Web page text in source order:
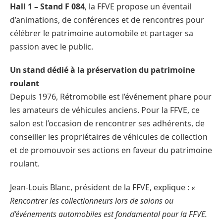
Hall 1 – Stand F 084, la FFVE propose un éventail
d’animations, de conférences et de rencontres pour
célébrer le patrimoine automobile et partager sa
passion avec le public.
Un stand dédié à la préservation du patrimoine
roulant
Depuis 1976, Rétromobile est l’événement phare pour
les amateurs de véhicules anciens. Pour la FFVE, ce
salon est l’occasion de rencontrer ses adhérents, de
conseiller les propriétaires de véhicules de collection
et de promouvoir ses actions en faveur du patrimoine
roulant.
Jean-Louis Blanc, président de la FFVE, explique : «
Rencontrer les collectionneurs lors de salons ou
d’événements automobiles est fondamental pour la FFVE.